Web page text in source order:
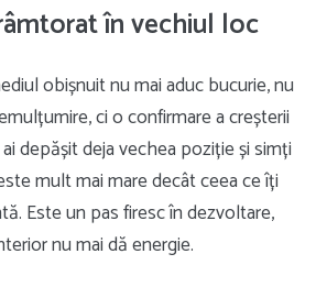
în vechiul loc
obișnuit nu mai aduc bucurie, nu
ci o confirmare a creșterii
depășit deja vechea poziție și simți
mult mai mare decât ceea ce îți
Este un pas firesc în dezvoltare,
nu mai dă energie.